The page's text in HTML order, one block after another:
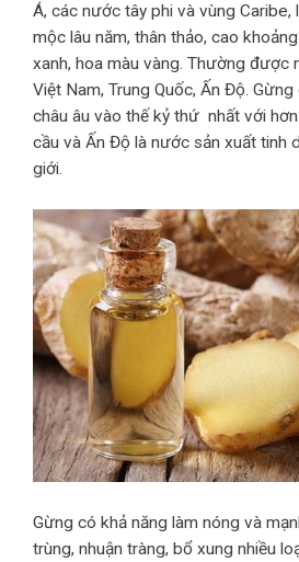
Á, các nước tây phi và vùng Caribe,
mộc lâu năm, thân thảo, cao
xanh, hoa màu vàng. Thường được
Việt Nam, Trung Quốc, Ấn Độ.
châu âu vào thế kỷ thứ nhất với
cầu và Ấn Độ là nước sản xuất tinh
giới.
Gừng có khả năng làm nóng và
trùng, nhuận tràng, bổ xung nhiều